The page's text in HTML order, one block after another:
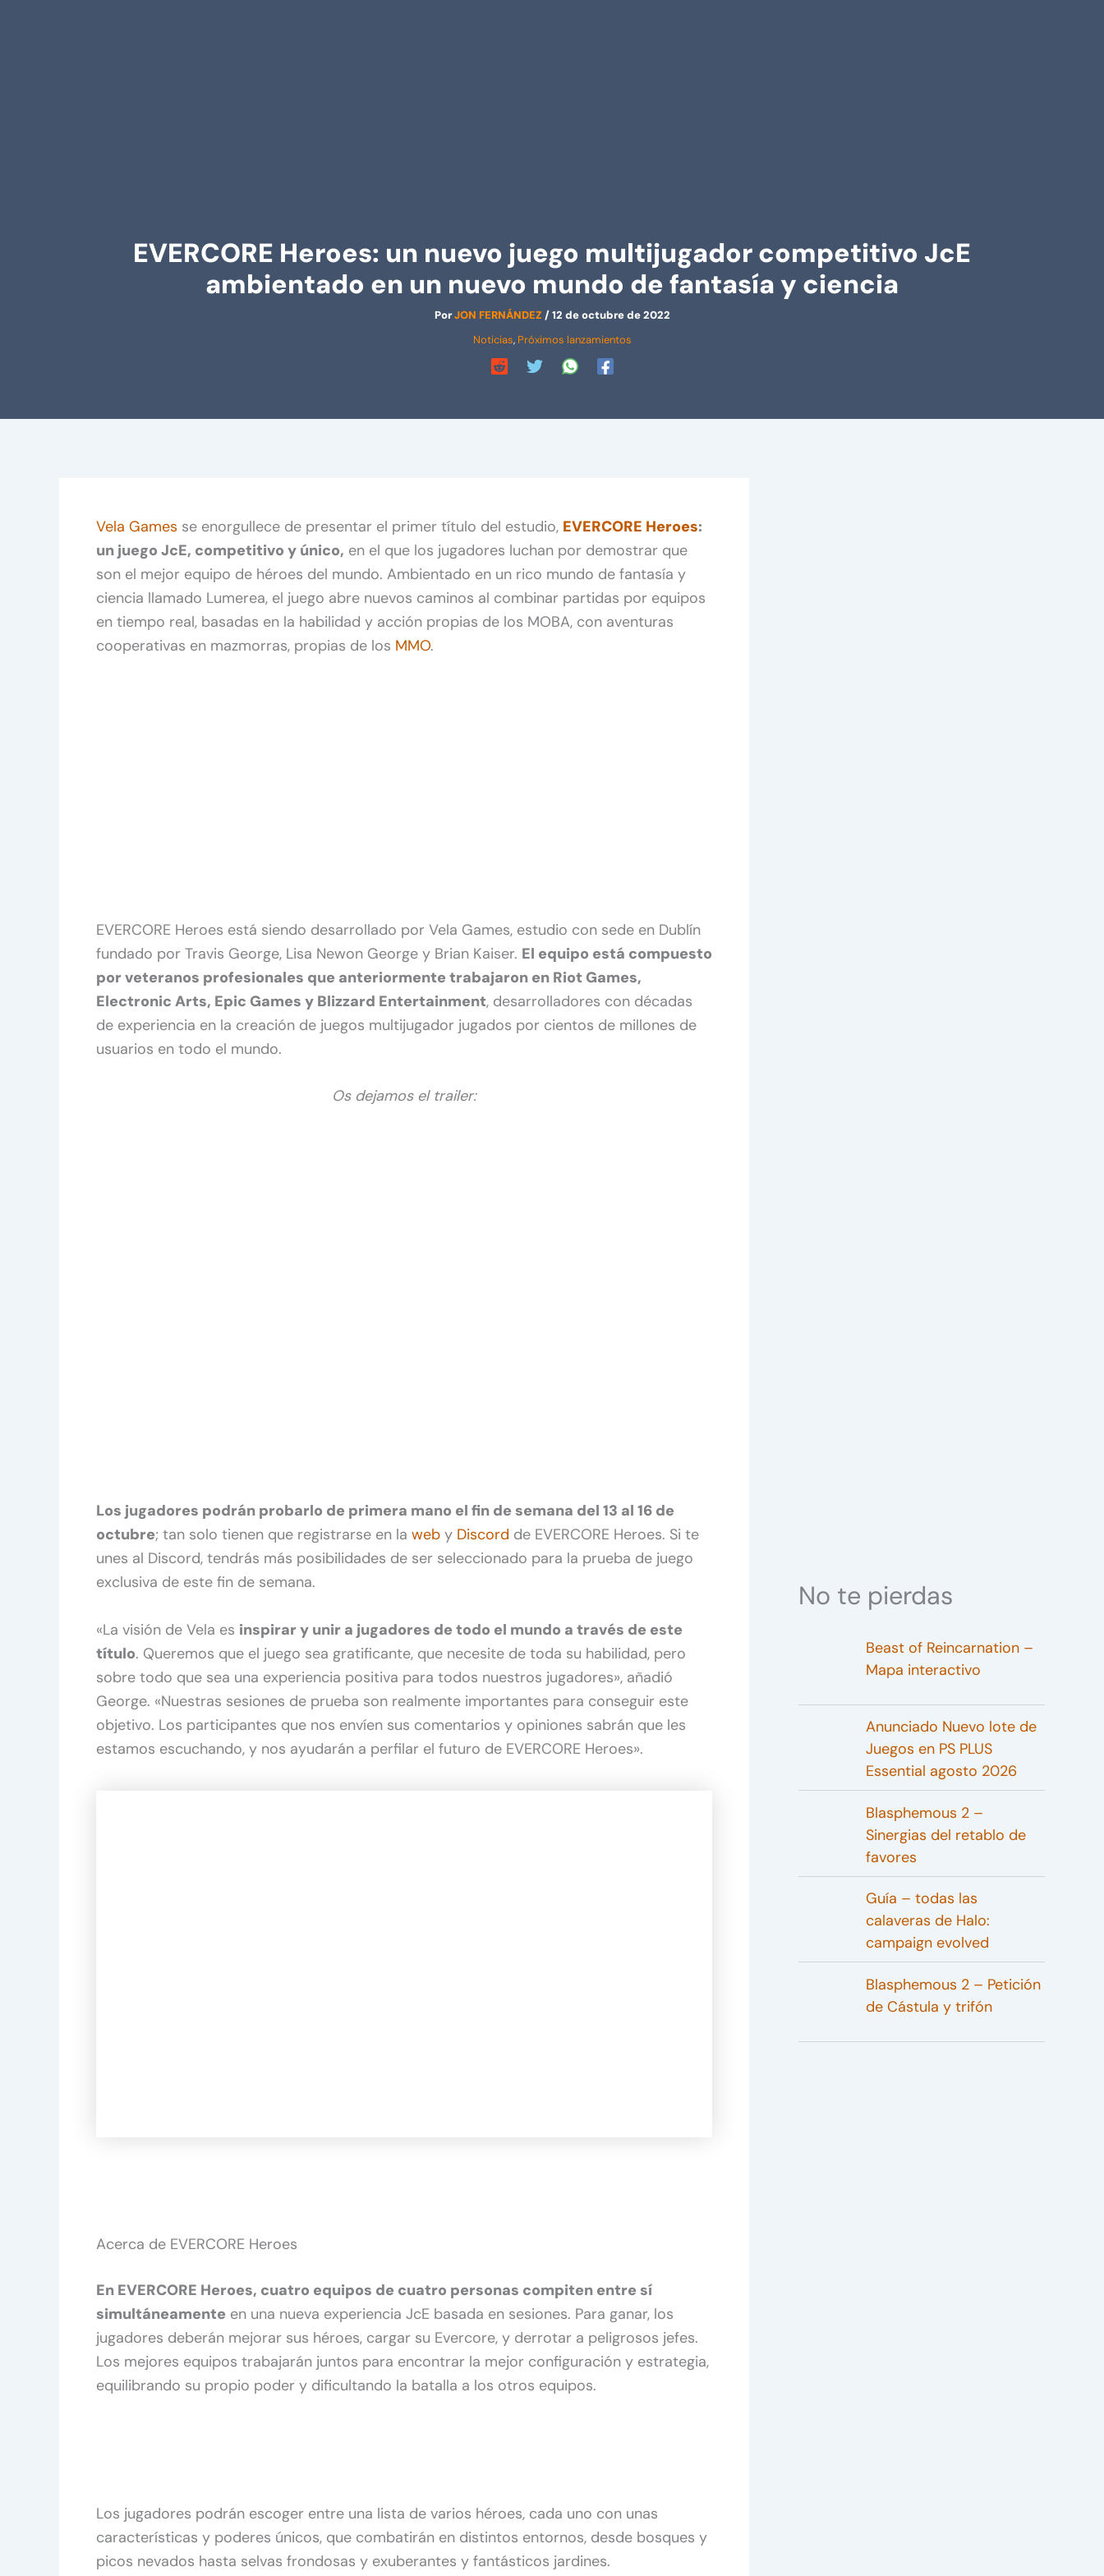
EVERCORE Heroes: un nuevo juego multijugador competitivo JcE
ambientado en un nuevo mundo de fantasía y ciencia
PorJON FERNÁNDEZ /12 de octubre de 2022
Noticias, Próximos lanzamientos
Vela Games se enorgullece de presentar el primer título del estudio, EVERCORE Heroes:
un juego JcE, competitivo y único, en el que los jugadores luchan por demostrar que
son el mejor equipo de héroes del mundo. Ambientado en un rico mundo de fantasía y
ciencia llamado Lumerea, el juego abre nuevos caminos al combinar partidas por equipos
en tiempo real, basadas en la habilidad y acción propias de los MOBA, con aventuras
cooperativas en mazmorras, propias de los MMO.
EVERCORE Heroes está siendo desarrollado por Vela Games, estudio con sede en Dublín
fundado por Travis George, Lisa Newon George y Brian Kaiser. El equipo está compuesto
por veteranos profesionales que anteriormente trabajaron en Riot Games,
Electronic Arts, Epic Games y Blizzard Entertainment, desarrolladores con décadas
de experiencia en la creación de juegos multijugador jugados por cientos de millones de
usuarios en todo el mundo.
Os dejamos el trailer:
Los jugadores podrán probarlo de primera mano el fin de semana del 13 al 16 de
octubre; tan solo tienen que registrarse en la web y Discord de EVERCORE Heroes. Si te
unes al Discord, tendrás más posibilidades de ser seleccionado para la prueba de juego
exclusiva de este fin de semana.
«La visión de Vela es inspirar y unir a jugadores de todo el mundo a través de este
título. Queremos que el juego sea gratificante, que necesite de toda su habilidad, pero
sobre todo que sea una experiencia positiva para todos nuestros jugadores», añadió
George. «Nuestras sesiones de prueba son realmente importantes para conseguir este
objetivo. Los participantes que nos envíen sus comentarios y opiniones sabrán que les
estamos escuchando, y nos ayudarán a perfilar el futuro de EVERCORE Heroes».
Acerca de EVERCORE Heroes
En EVERCORE Heroes, cuatro equipos de cuatro personas compiten entre sí
simultáneamente en una nueva experiencia JcE basada en sesiones. Para ganar, los
jugadores deberán mejorar sus héroes, cargar su Evercore, y derrotar a peligrosos jefes.
Los mejores equipos trabajarán juntos para encontrar la mejor configuración y estrategia,
equilibrando su propio poder y dificultando la batalla a los otros equipos.
Los jugadores podrán escoger entre una lista de varios héroes, cada uno con unas
características y poderes únicos, que combatirán en distintos entornos, desde bosques y
picos nevados hasta selvas frondosas y exuberantes y fantásticos jardines.
No te pierdas
Beast of Reincarnation –
Mapa interactivo
Anunciado Nuevo lote de
Juegos en PS PLUS
Essential agosto 2026
Blasphemous 2 –
Sinergias del retablo de
favores
Guía – todas las
calaveras de Halo:
campaign evolved
Blasphemous 2 – Petición
de Cástula y trifón